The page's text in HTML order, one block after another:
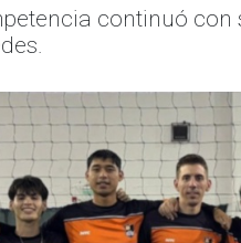
continuó